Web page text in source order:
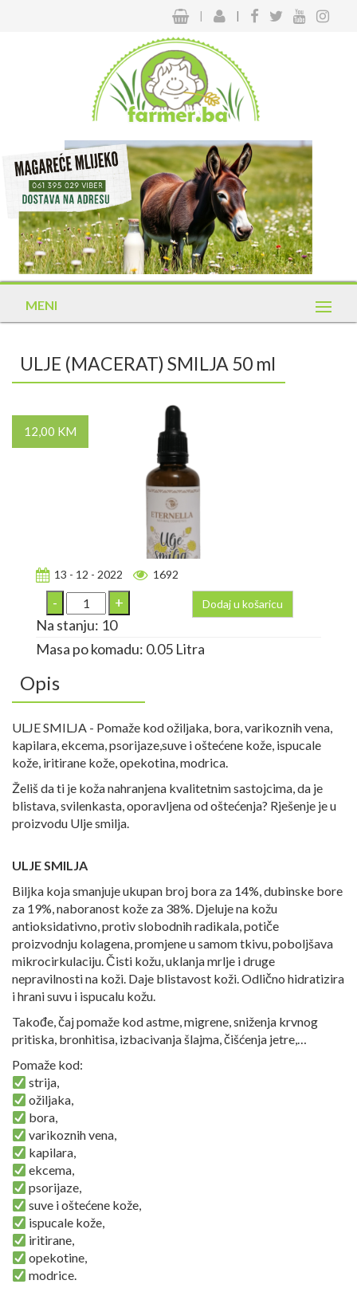
| |
MENI
ULJE (MACERAT) SMILJA 50 ml
12,00 KM
13 - 12 - 2022 1692
Dodaj u košaricu
Na stanju: 10
Masa po komadu: 0.05 Litra
Opis
ULJE SMILJA - Pomaže kod ožiljaka, bora, varikoznih vena,
kapilara, ekcema, psorijaze,suve i oštećene kože, ispucale
kože, iritirane kože, opekotina, modrica.
Želiš da ti je koža nahranjena kvalitetnim sastojcima, da je
blistava, svilenkasta, oporavljena od oštećenja? Rješenje je u
proizvodu Ulje smilja.
ULJE SMILJA
Biljka koja smanjuje ukupan broj bora za 14%, dubinske bore
za 19%, naboranost kože za 38%. Djeluje na kožu
antioksidativno, protiv slobodnih radikala, potiče
proizvodnju kolagena, promjene u samom tkivu, poboljšava
mikrocirkulaciju. Čisti kožu, uklanja mrlje i druge
nepravilnosti na koži. Daje blistavost koži. Odlično hidratizira
i hrani suvu i ispucalu kožu.
Takođe, čaj pomaže kod astme, migrene, sniženja krvnog
pritiska, bronhitisa, izbacivanja šlajma, čišćenja jetre,…
Pomaže kod:
strija,
ožiljaka,
bora,
varikoznih vena,
kapilara,
ekcema,
psorijaze,
suve i oštećene kože,
ispucale kože,
iritirane,
opekotine,
modrice.